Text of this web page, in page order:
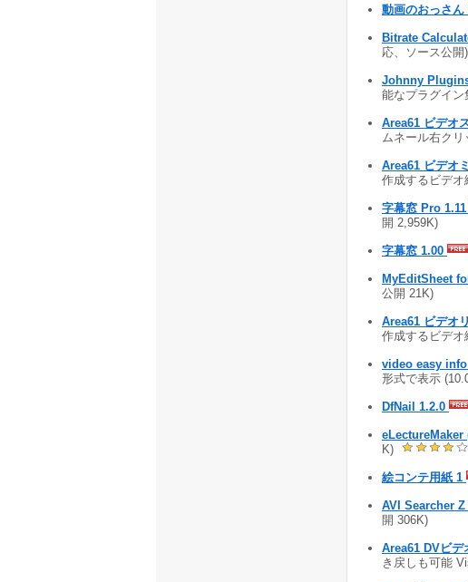
動画のおっさん
Bitrate
応、ソース公
Johnny
能なプラグイ
Area61 ビデオ
ムネール右ク
Area61 ビデオ
作成するビデ
字幕窓 Pro 1.11
開 2,959K)
字幕窓 1.00
MyEditSheet
公開 21K)
Area61 ビデオ
作成するビデ
video easy info
形式で表示
DfNail 1.2.0
eLectureMaker
K)
絵コンテ用紙 1
AVI Searcher Z
開 306K)
Area61 DVビデ
き戻しも可能